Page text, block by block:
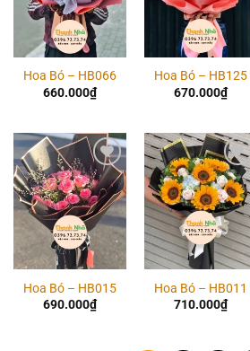
Hoa Bó – HB066
660.000₫
Hoa Bó – HB125
670.000₫
Add to
wishlist
Hoa Bó – HB015
690.000₫
Add to
wishlist
Hoa Bó – HB011
710.000₫